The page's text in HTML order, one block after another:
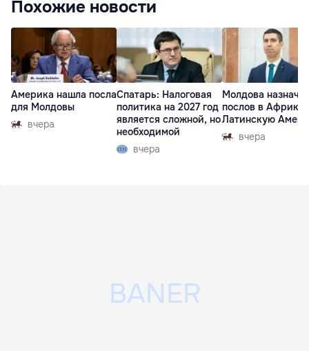
Похожие новости
Америка нашла посла
для Молдовы
вчера
Спатарь: Налоговая
политика на 2027 год
является сложной, но
необходимой
вчера
Молдова
послов в Африку
Латинскую
вчера